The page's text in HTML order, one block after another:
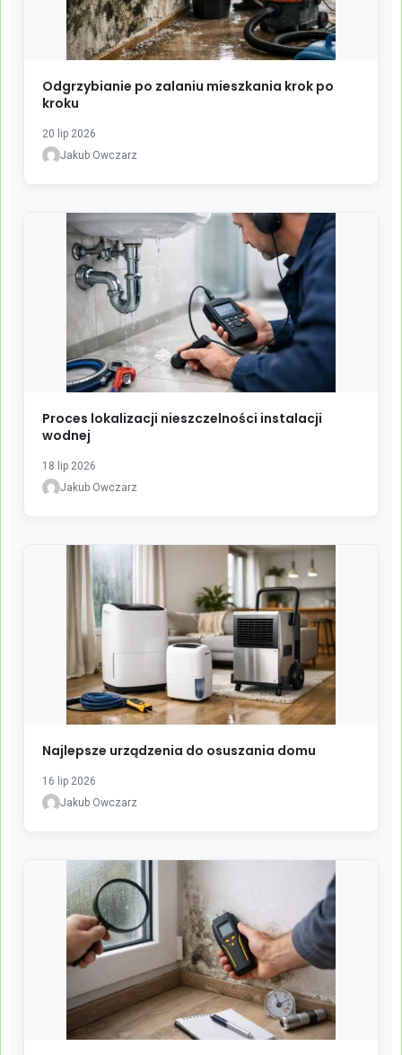
Odgrzybianie po zalaniu mieszkania krok po
kroku
20 lip 2026
Jakub Owczarz
Proces lokalizacji nieszczelności instalacji
wodnej
18 lip 2026
Jakub Owczarz
Najlepsze urządzenia do osuszania domu
16 lip 2026
Jakub Owczarz